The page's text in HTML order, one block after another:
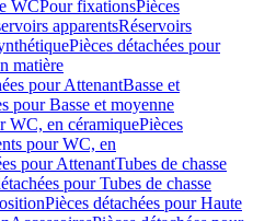
WCPour fixationsPièces
apparentsRéservoirs
Pièces détachées pour
matière
pour AttenantBasse et
pour Basse et moyenne
WC, en céramiquePièces
pour WC, en
pour AttenantTubes de chasse
pour Tubes de chasse
Pièces détachées pour Haute